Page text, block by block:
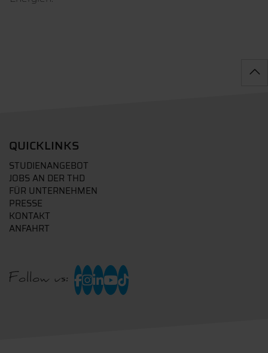
QUICKLINKS
STUDIENANGEBOT
JOBS AN DER THD
FÜR UNTERNEHMEN
PRESSE
KONTAKT
ANFAHRT
Follow us: